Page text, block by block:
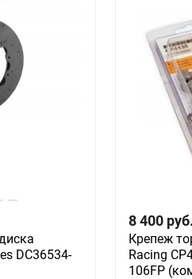
DC36534-
8 400 руб.
Крепеж
Racing
106FP